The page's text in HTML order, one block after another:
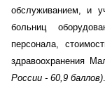
обслуживанием, и
больниц
персонала,
здравоохранения
России - 60,9 баллов).